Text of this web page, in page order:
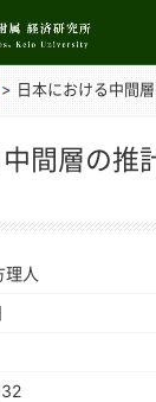
> 日本における中間
中間層の
理人